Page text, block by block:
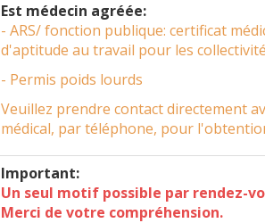
Est médecin agréée:
- ARS/ fonction publique: certificat
d'aptitude au travail pour les
- Permis poids lourds
Veuillez prendre contact directement
médical, par téléphone, pour
Important:
Un seul motif possible par rendez-
Merci de votre compréhension.